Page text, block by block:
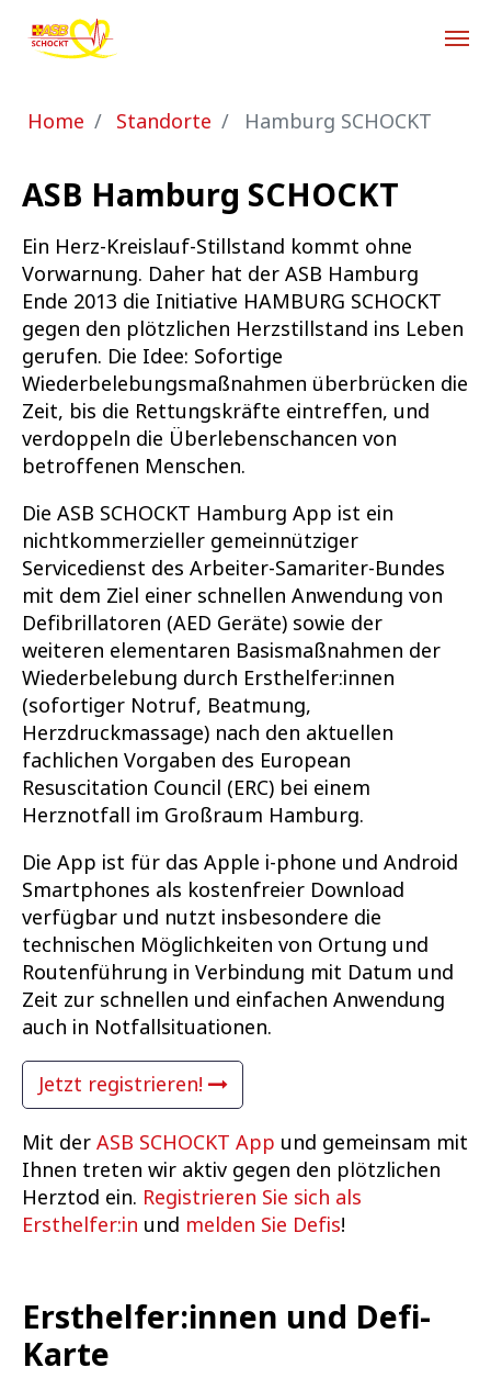
Zum Hauptinhalt springen
Sie sind hier:
Home Standorte Hamburg SCHOCKT
ASB Hamburg SCHOCKT
Ein Herz-Kreislauf-Stillstand kommt ohne
Vorwarnung. Daher hat der ASB Hamburg
Ende 2013 die Initiative HAMBURG SCHOCKT
gegen den plötzlichen Herzstillstand ins Leben
gerufen. Die Idee: Sofortige
Wiederbelebungsmaßnahmen überbrücken die
Zeit, bis die Rettungskräfte eintreffen, und
verdoppeln die Überlebenschancen von
betroffenen Menschen.
Die ASB SCHOCKT Hamburg App ist ein
nichtkommerzieller gemeinnütziger
Servicedienst des Arbeiter-Samariter-Bundes
mit dem Ziel einer schnellen Anwendung von
Defibrillatoren (AED Geräte) sowie der
weiteren elementaren Basismaßnahmen der
Wiederbelebung durch Ersthelfer:innen
(sofortiger Notruf, Beatmung,
Herzdruckmassage) nach den aktuellen
fachlichen Vorgaben des European
Resuscitation Council (ERC) bei einem
Herznotfall im Großraum Hamburg.
Die App ist für das Apple i-phone und Android
Smartphones als kostenfreier Download
verfügbar und nutzt insbesondere die
technischen Möglichkeiten von Ortung und
Routenführung in Verbindung mit Datum und
Zeit zur schnellen und einfachen Anwendung
auch in Notfallsituationen.
Jetzt registrieren!
Mit der ASB SCHOCKT App und gemeinsam mit
Ihnen treten wir aktiv gegen den plötzlichen
Herztod ein. Registrieren Sie sich als
Ersthelfer:in und melden Sie Defis!
Ersthelfer:innen und Defi-
Karte